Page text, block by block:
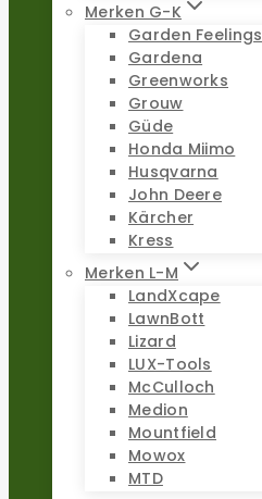
Merken G-K
Garden Feelings
Gardena
Greenworks
Grouw
Güde
Honda Miimo
Husqvarna
John Deere
Kärcher
Kress
Merken L-M
LandXcape
LawnBott
Lizard
LUX-Tools
McCulloch
Medion
Mountfield
Mowox
MTD